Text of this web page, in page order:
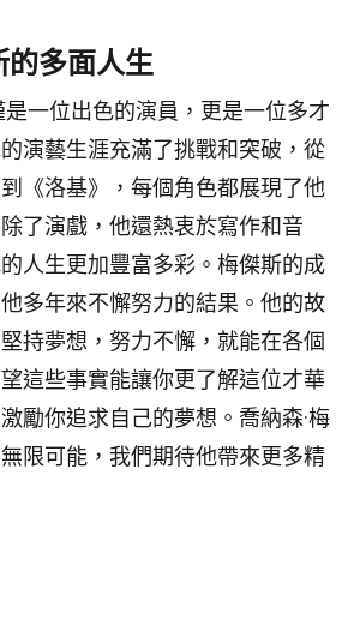
的多面人生
是一位出色的演員，更是一位多才
演藝生涯充滿了挑戰和突破，從
到《洛基》，每個角色都展現了他
了演戲，他還熱衷於寫作和音
人生更加豐富多彩。梅傑斯的成
多年來不懈努力的結果。他的故
持夢想，努力不懈，就能在各個
這些事實能讓你更了解這位才華
勵你追求自己的夢想。喬納森·梅
限可能，我們期待他帶來更多精